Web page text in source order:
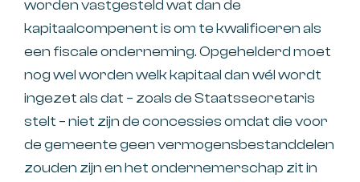
worden vastgesteld wat dan de
kapitaalcompenent is om te kwalificeren als
een fiscale onderneming. Opgehelderd moet
nog wel worden welk kapitaal dan wél wordt
ingezet als dat – zoals de Staatssecretaris
stelt – niet zijn de concessies omdat die voor
de gemeente geen vermogensbestanddelen
zouden zijn en het ondernemerschap zit in